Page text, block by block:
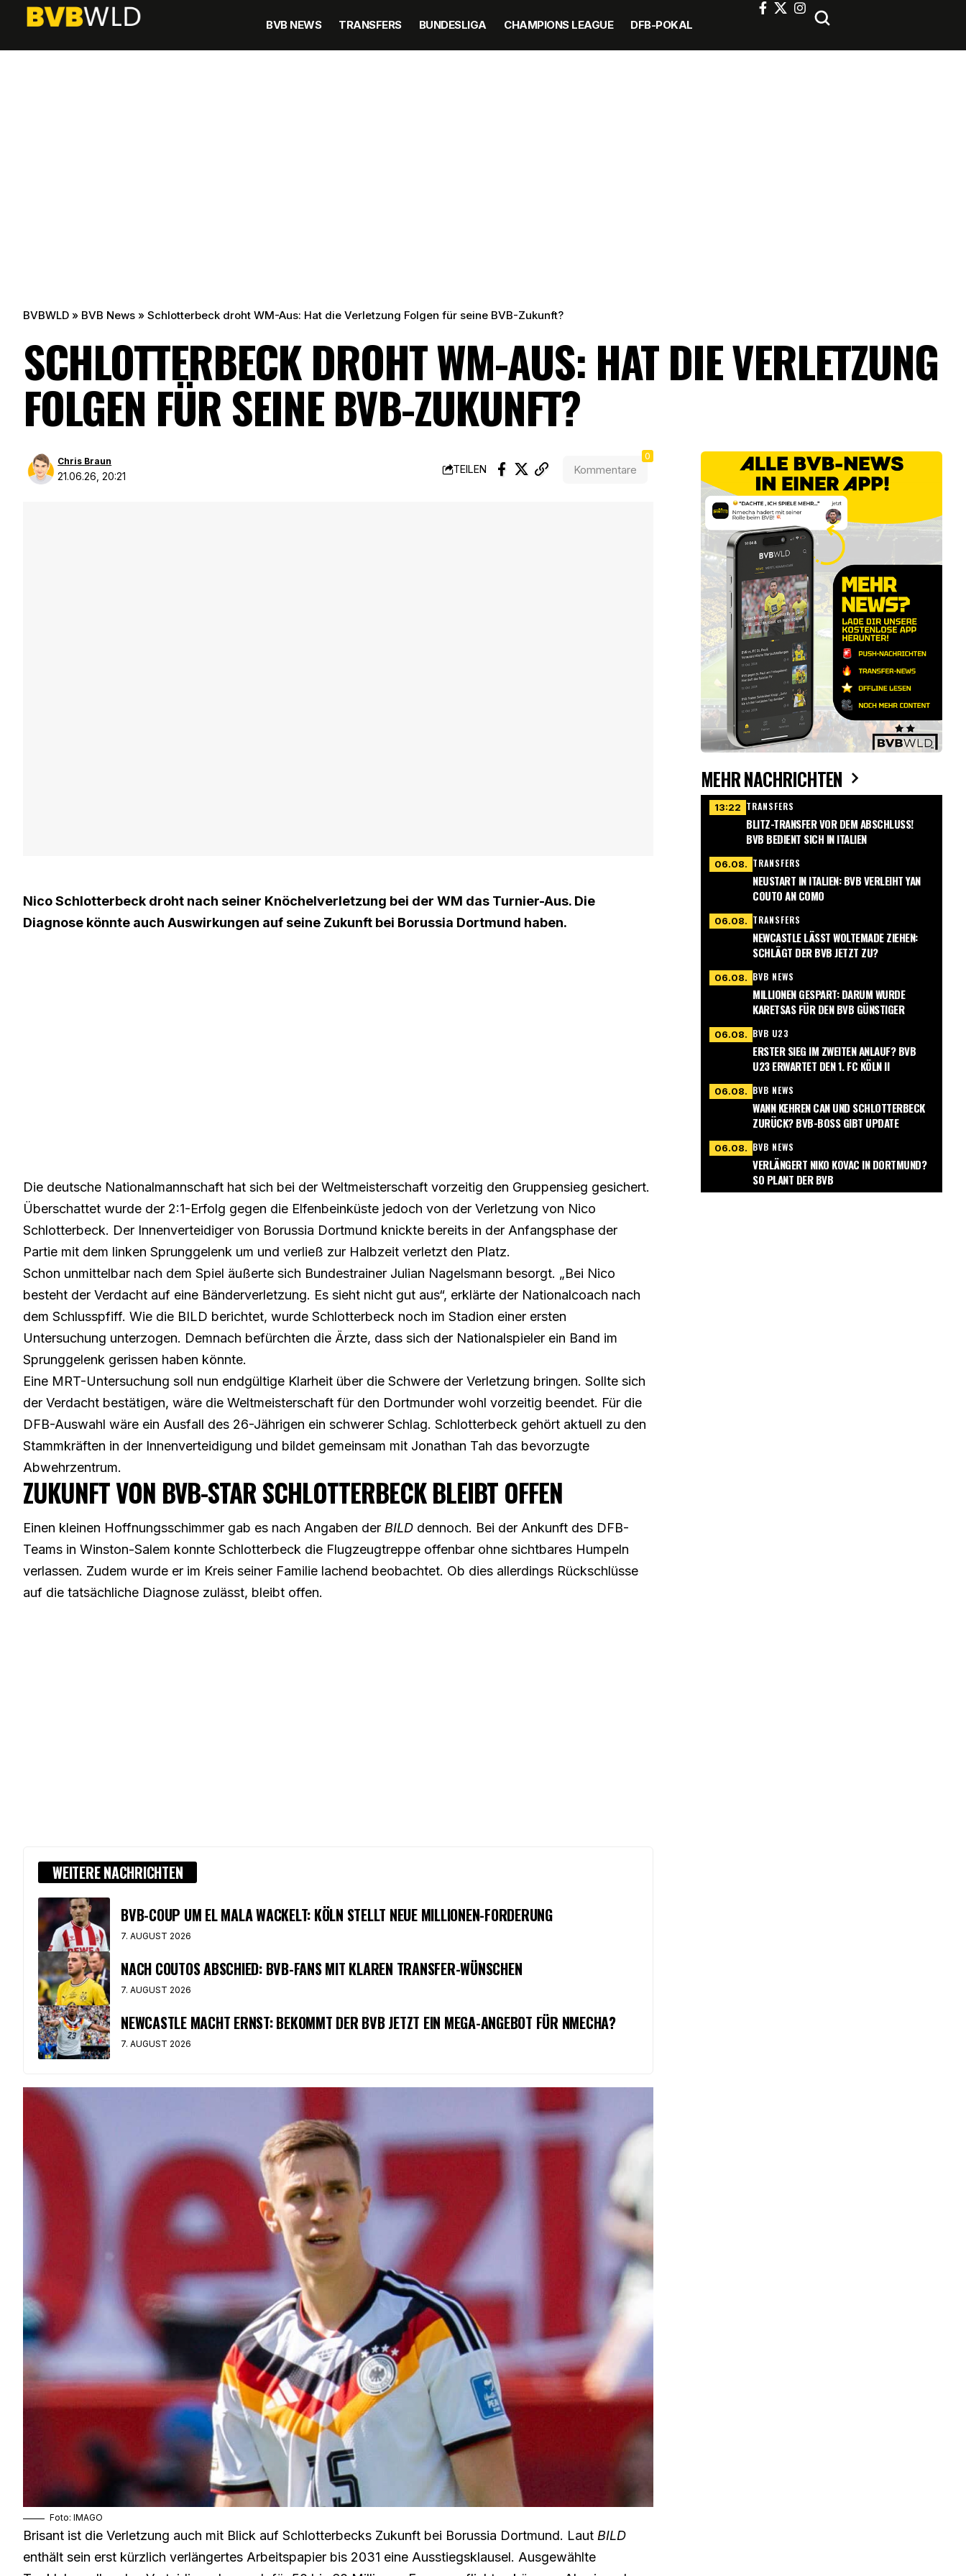
BVB NEWS TRANSFERS BUNDESLIGA CHAMPIONS LEAGUE DFB-POKAL
BVBWLD » BVB News » Schlotterbeck droht WM-Aus: Hat die Verletzung Folgen für seine BVB-Zukunft?
SCHLOTTERBECK DROHT WM-AUS: HAT DIE VERLETZUNG
FOLGEN FÜR SEINE BVB-ZUKUNFT?
21.06.26, 20:21
Chris Braun
TEILEN Kommentare
0
Nico Schlotterbeck droht nach seiner Knöchelverletzung bei der WM das Turnier-Aus. Die
Diagnose könnte auch Auswirkungen auf seine Zukunft bei Borussia Dortmund haben.
Die deutsche Nationalmannschaft hat sich bei der Weltmeisterschaft vorzeitig den Gruppensieg gesichert.
Überschattet wurde der 2:1-Erfolg gegen die Elfenbeinküste jedoch von der Verletzung von Nico
Schlotterbeck. Der Innenverteidiger von Borussia Dortmund knickte bereits in der Anfangsphase der
Partie mit dem linken Sprunggelenk um und verließ zur Halbzeit verletzt den Platz.
Schon unmittelbar nach dem Spiel äußerte sich Bundestrainer Julian Nagelsmann besorgt. „Bei Nico
besteht der Verdacht auf eine Bänderverletzung. Es sieht nicht gut aus“, erklärte der Nationalcoach nach
dem Schlusspfiff. Wie die BILD berichtet, wurde Schlotterbeck noch im Stadion einer ersten
Untersuchung unterzogen. Demnach befürchten die Ärzte, dass sich der Nationalspieler ein Band im
Sprunggelenk gerissen haben könnte.
Eine MRT-Untersuchung soll nun endgültige Klarheit über die Schwere der Verletzung bringen. Sollte sich
der Verdacht bestätigen, wäre die Weltmeisterschaft für den Dortmunder wohl vorzeitig beendet. Für die
DFB-Auswahl wäre ein Ausfall des 26-Jährigen ein schwerer Schlag. Schlotterbeck gehört aktuell zu den
Stammkräften in der Innenverteidigung und bildet gemeinsam mit Jonathan Tah das bevorzugte
Abwehrzentrum.
ZUKUNFT VON BVB-STAR SCHLOTTERBECK BLEIBT OFFEN
Einen kleinen Hoffnungsschimmer gab es nach Angaben der BILD dennoch. Bei der Ankunft des DFB-
Teams in Winston-Salem konnte Schlotterbeck die Flugzeugtreppe offenbar ohne sichtbares Humpeln
verlassen. Zudem wurde er im Kreis seiner Familie lachend beobachtet. Ob dies allerdings Rückschlüsse
auf die tatsächliche Diagnose zulässt, bleibt offen.
WEITERE NACHRICHTEN
BVB-COUP UM EL MALA WACKELT: KÖLN STELLT NEUE MILLIONEN-FORDERUNG
7. AUGUST 2026
NACH COUTOS ABSCHIED: BVB-FANS MIT KLAREN TRANSFER-WÜNSCHEN
7. AUGUST 2026
NEWCASTLE MACHT ERNST: BEKOMMT DER BVB JETZT EIN MEGA-ANGEBOT FÜR NMECHA?
7. AUGUST 2026
Foto: IMAGO
Brisant ist die Verletzung auch mit Blick auf Schlotterbecks Zukunft bei Borussia Dortmund. Laut BILD
enthält sein erst kürzlich verlängertes Arbeitspapier bis 2031 eine Ausstiegsklausel. Ausgewählte
MEHR NACHRICHTEN
13:22 TRANSFERS
BLITZ-TRANSFER VOR DEM ABSCHLUSS!
BVB BEDIENT SICH IN ITALIEN
06.08. TRANSFERS
NEUSTART IN ITALIEN: BVB VERLEIHT YAN
COUTO AN COMO
06.08. TRANSFERS
NEWCASTLE LÄSST WOLTEMADE ZIEHEN:
SCHLÄGT DER BVB JETZT ZU?
06.08. BVB NEWS
MILLIONEN GESPART: DARUM WURDE
KARETSAS FÜR DEN BVB GÜNSTIGER
06.08. BVB U23
ERSTER SIEG IM ZWEITEN ANLAUF? BVB
U23 ERWARTET DEN 1. FC KÖLN II
06.08. BVB NEWS
WANN KEHREN CAN UND SCHLOTTERBECK
ZURÜCK? BVB-BOSS GIBT UPDATE
06.08. BVB NEWS
VERLÄNGERT NIKO KOVAC IN DORTMUND?
SO PLANT DER BVB